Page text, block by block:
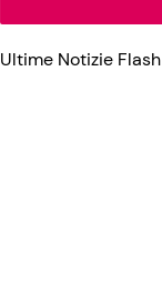
Ultime Notizie Flash